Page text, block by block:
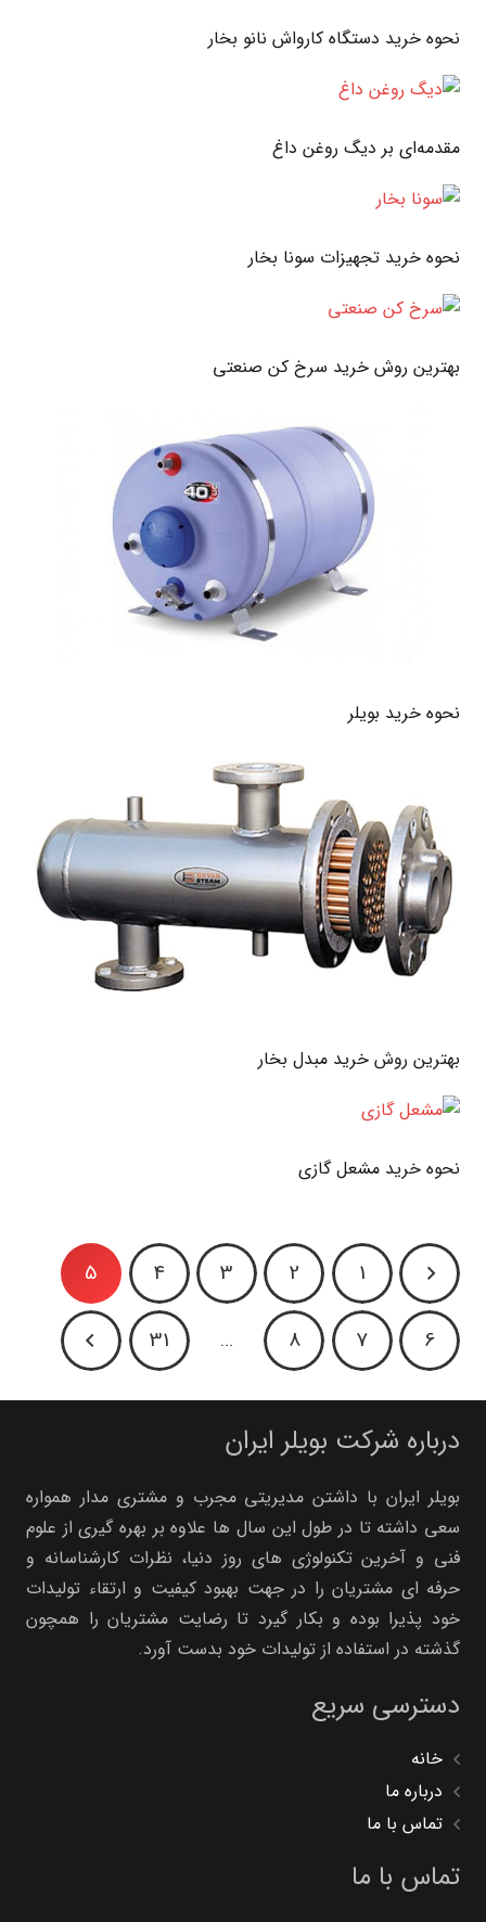
نحوه خرید دستگاه کارواش نانو بخار
مقدمه‌ای بر دیگ روغن داغ
نحوه خرید تجهیزات سونا بخار
بهترین روش خرید سرخ کن صنعتی
نحوه خرید بویلر
بهترین روش خرید مبدل بخار
نحوه خرید مشعل گازی
1
2
3
4
5
6
7
8
…
31
درباره شرکت بویلر ایران
بویلر ایران با داشتن مدیریتی مجرب و مشتری مدار همواره
سعی داشته تا در طول این سال ها علاوه بر بهره گیری از علوم
فنی و آخرین تکنولوژی های روز دنیا، نظرات کارشناسانه و
حرفه ای مشتریان را در جهت بهبود کیفیت و ارتقاء تولیدات
خود پذیرا بوده و بکار گیرد تا رضایت مشتریان را همچون
گذشته در استفاده از تولیدات خود بدست آورد.
دسترسی سریع
خانه
درباره ما
تماس با ما
تماس با ما